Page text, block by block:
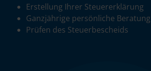
Erstellung Ihrer Steuererklärung
Ganzjährige persönliche Beratung
Prüfen des Steuerbescheids